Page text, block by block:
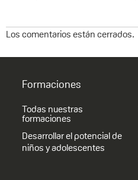
Los comentarios están cerrados.
Formaciones
Todas nuestras
formaciones
Desarrollar el potencial de
niños y adolescentes